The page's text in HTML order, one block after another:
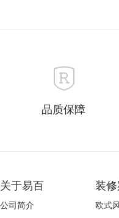
品质保障
关于易百
公司简介
装修
欧式